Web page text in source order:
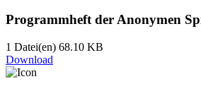
Programmheft der Anonymen
1 Datei(en) 68.10 KB
Download